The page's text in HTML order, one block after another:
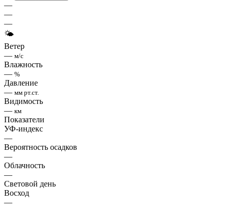
—
—
—
🌤
Ветер
— м/с
Влажность
— %
Давление
— мм рт.ст.
Видимость
— км
Показатели
УФ-индекс
—
Вероятность осадков
—
Облачность
—
Световой день
Восход
—